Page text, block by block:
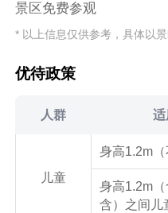
景区免费参观
* 以上信息仅供参考，具体以
优待政策
人群 适
儿童
身高1.2m
身高1.2m
含）之间儿